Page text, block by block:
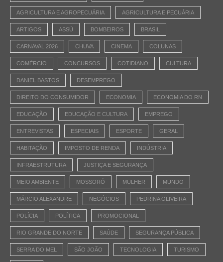
AGRICULTURA E AGROPECUÁRIA AGRICULTURA E PECUÁRIA
ARTIGOS ASSÚ BOMBEIROS BRASIL
CARNAVAL 2026 CHUVA CINEMA COLUNAS
COMÉRCIO CONCURSOS COTIDIANO CULTURA
DANIEL BASTOS DESEMPREGO
DIREITO DO CONSUMIDOR ECONOMIA ECONOMIA DO RN
EDUCAÇÃO EDUCAÇÃO E CULTURA EMPREGO
ENTREVISTAS ESPECIAIS ESPORTE GERAL
HABITAÇÃO IMPOSTO DE RENDA INDÚSTRIA
INFRAESTRUTURA JUSTIÇA E SEGURANÇA
MEIO AMBIENTE MOSSORÓ MULHER MUNDO
MÁRCIO ALEXANDRE NEGÓCIOS PEDRINA OLIVEIRA
POLÍCIA POLÍTICA PROMOCIONAL
RIO GRANDE DO NORTE SAÚDE SEGURANÇA PÚBLICA
SERRA DO MEL SÃO JOÃO TECNOLOGIA TURISMO